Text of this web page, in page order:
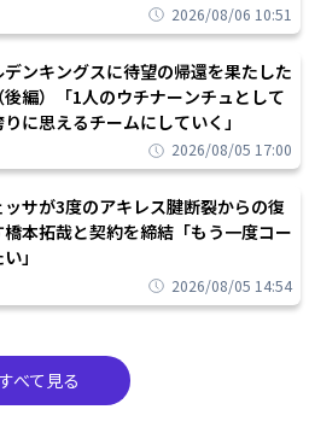
2026/08/06 10:51
ンキングスに待望の帰還を果たした
編）「1人のウチナーンチュとして
に思えるチームにしていく」
2026/08/05 17:00
サが3度のアキレス腱断裂からの復
本拓哉と契約を締結「もう一度コー
」
2026/08/05 14:54
べて見る